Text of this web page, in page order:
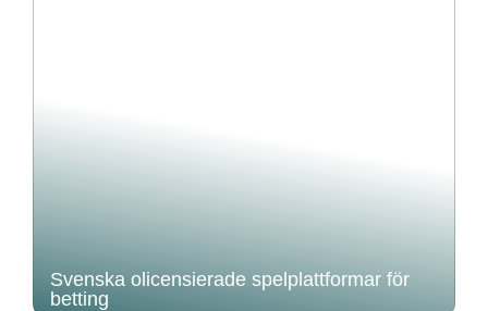
Svenska olicensierade spelplattformar för
betting